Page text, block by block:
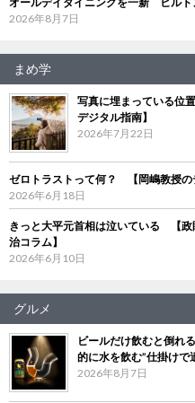
2026年8月7日
まめ学
写真に埋まっている位
デジタル指南】
2026年7月22日
ゼロトラストって何？ 【岡嶋教授の
2026年6月18日
きっと大平元首相は泣いている 【政
治コラム】
2026年6月10日
グルメ
ビールだけ飲むと倒れ
的に水を飲む”仕掛けで
2026年8月7日